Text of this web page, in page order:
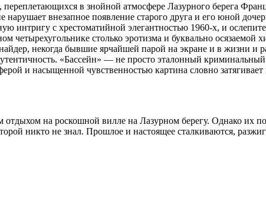
в знойной атмосфере Лазурного берега
внезапное появление старого друга и его юной
интригу с хрестоматийной элегантностью 1960-х, и
столько эротизма и буквально осязаемой
некогда бывшие ярчайшей парой на экране и в жизни и
«Бассейн» — не просто эталонный криминальный
и насыщенной чувственностью картина словно
на роскошной вилле на Лазурном берегу. Однако их
никто не знал. Прошлое и настоящее сталкиваются,